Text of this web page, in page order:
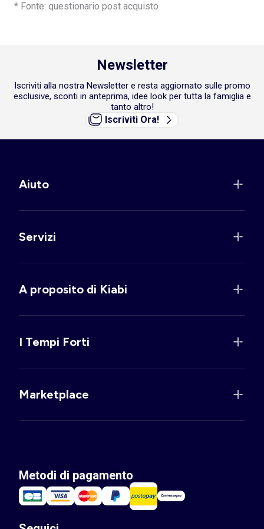
* Fonte: questionario post acquisto
Newsletter
Iscriviti alla nostra Newsletter e resta aggiornato sulle promo
esclusive, sconti in anteprima, idee look per tutta la famiglia e
tanto altro!
Iscriviti Ora!
Aiuto
Servizi
A proposito di Kiabi
I Tempi Forti
Marketplace
Metodi di pagamento